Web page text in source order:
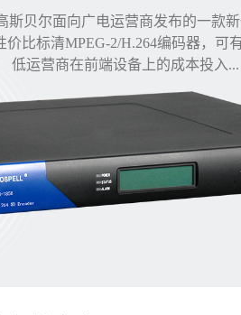
斯贝尔面向广电运营商发布的一款
价比标清MPEG-2/H.264编码器，可
低运营商在前端设备上的成本投入...